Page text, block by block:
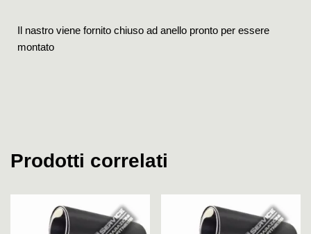
Il nastro viene fornito chiuso ad anello pronto per essere
montato
Prodotti correlati